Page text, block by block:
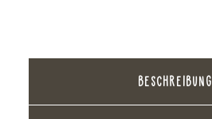
BESCHREIBUNG